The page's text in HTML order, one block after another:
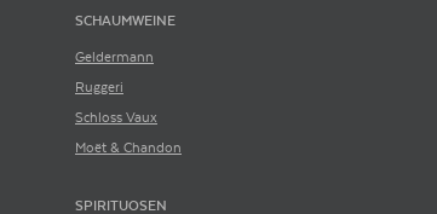
SCHAUMWEINE
Geldermann
Ruggeri
Schloss Vaux
Moët & Chandon
SPIRITUOSEN